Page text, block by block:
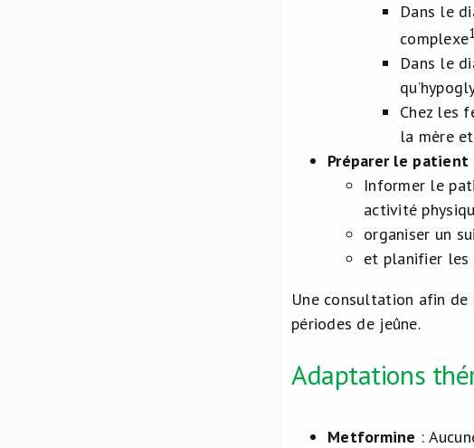
Dans le
complexe1
Dans le
Chez les
la mère
Préparer le patient
Informer le
activité
organiser un
et planifier les
Une consultation afin de
périodes de jeûne.
Adaptations
Metformine :